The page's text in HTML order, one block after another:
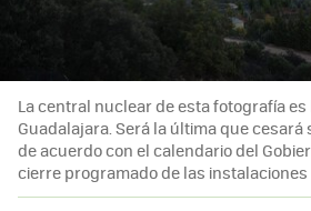
La central nuclear de esta fotografía es
Guadalajara. Será la última que cesará
de acuerdo con el calendario del
cierre programado de las